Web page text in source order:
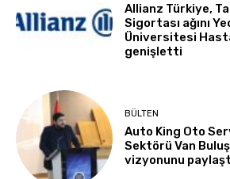
Allianz Türkiye,
Sigortası ağını
Üniversitesi
genişletti
BÜLTEN
Auto King Oto
Sektörü Van
vizyonunu